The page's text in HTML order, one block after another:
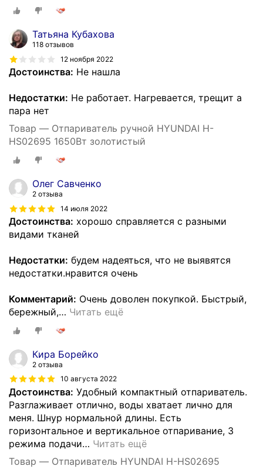
Татьяна Кубахова
118 отзывов
12 ноября 2022
Достоинства: Не нашла
Недостатки: Не работает. Нагревается, трещит а
пара нет
Товар — Отпариватель ручной HYUNDAI H-
HS02695 1650Вт золотистый
Олег Савченко
2 отзыва
14 июля 2022
Достоинства: хорошо справляется с разными
видами тканей
Недостатки: будем надеяться, что не выявятся
недостатки.нравится очень
Комментарий: Очень доволен покупкой. Быстрый,
бережный,… Читать ещё
Кира Борейко
2 отзыва
10 августа 2022
Достоинства: Удобный компактный отпариватель.
Разглаживает отлично, воды хватает лично для
меня. Шнур нормальной длины. Есть
горизонтальное и вертикальное отпаривание, 3
режима подачи… Читать ещё
Товар — Отпариватель HYUNDAI H-HS02695